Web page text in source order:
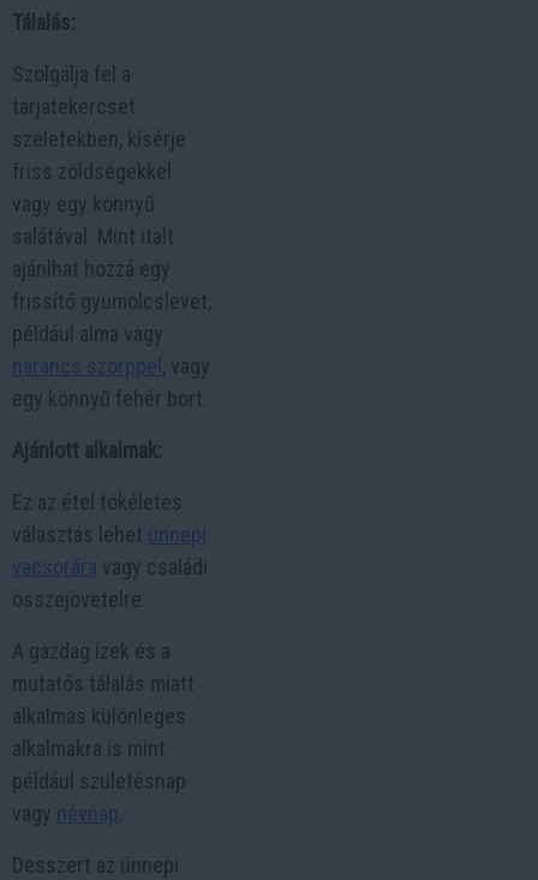
Tálalás:
Szolgálja fel a
tarjatekercset
szeletekben, kísérje
friss zöldségekkel
vagy egy könnyű
salátával. Mint italt
ajánlhat hozzá egy
frissítő gyümölcslevet,
például alma vagy
narancs szörppel , vagy
egy könnyű fehér bort.
Ajánlott alkalmak:
Ez az étel tökéletes
választás lehet ünnepi
vacsorára vagy családi
összejövetelre.
A gazdag ízek és a
mutatós tálalás miatt
alkalmas különleges
alkalmakra is mint
például születésnap
vagy névnap
Desszert az ünnepi